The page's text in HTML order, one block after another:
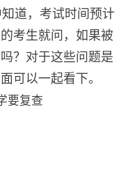
知道，考试时间预计
考生就问，如果被
？对于这些问题是
可以一起看下。